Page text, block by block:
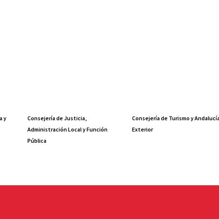
y
Consejería de Justicia,
Administración Local y Función
Pública
Consejería de Turismo y
Exterior